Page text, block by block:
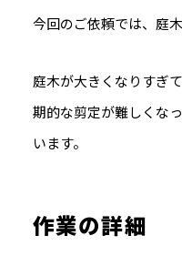
今回のご依頼では、庭
庭木が大きくなりすぎ
期的な剪定が難しくな
います。
作業の詳細